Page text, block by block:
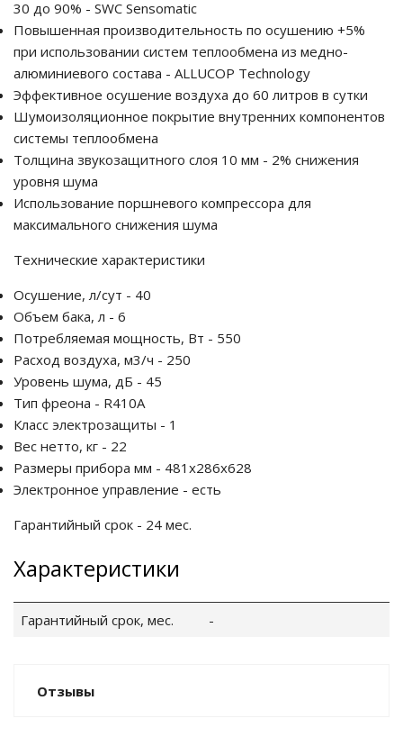
30 до 90% - SWC Sensomatic
Повышенная производительность по осушению +5%
при использовании систем теплообмена из медно-
алюминиевого состава - ALLUCOP Technology
Эффективное осушение воздуха до 60 литров в сутки
Шумоизоляционное покрытие внутренних компонентов
системы теплообмена
Толщина звукозащитного слоя 10 мм - 2% снижения
уровня шума
Использование поршневого компрессора для
максимального снижения шума
Технические характеристики
Осушение, л/сут - 40
Объем бака, л - 6
Потребляемая мощность, Вт - 550
Расход воздуха, м3/ч - 250
Уровень шума, дБ - 45
Тип фреона - R410A
Класс электрозащиты - 1
Вес нетто, кг - 22
Размеры прибора мм - 481x286x628
Электронное управление - есть
Гарантийный срок - 24 мес.
Характеристики
Гарантийный срок, мес. -
Отзывы